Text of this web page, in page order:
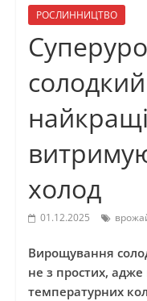
РОСЛИННИЦТВО
холод
01.12.2025
Вирощування
не з простих,
температурних